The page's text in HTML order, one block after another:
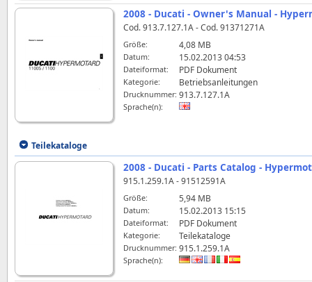
2008 - Ducati - Owner's Manual -
Cod. 913.7.127.1A - Cod. 91371271A
Größe: 4,08 MB
Datum: 15.02.2013 04:53
Dateiformat: PDF Dokument
Kategorie: Betriebsanleitungen
Drucknummer: 913.7.127.1A
Sprache(n):
Teilekataloge
2008 - Ducati - Parts Catalog -
915.1.259.1A - 91512591A
Größe: 5,94 MB
Datum: 15.02.2013 15:15
Dateiformat: PDF Dokument
Kategorie: Teilekataloge
Drucknummer: 915.1.259.1A
Sprache(n):